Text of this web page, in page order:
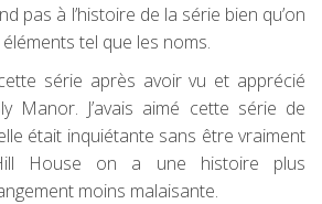
pas à l’histoire de la série bien qu’on
tel que les noms.
série après avoir vu et apprécié
Manor. J’avais aimé cette série de
était inquiétante sans être vraiment
House on a une histoire plus
moins malaisante.